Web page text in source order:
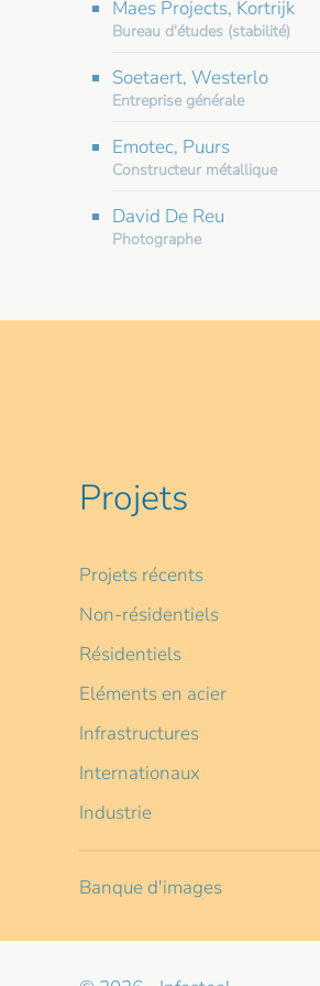
Maes Projects, Kortrijk
Bureau d'études (stabilité)
Soetaert, Westerlo
Entreprise générale
Emotec, Puurs
Constructeur métallique
David De Reu
Photographe
Projets
Projets récents
Non-résidentiels
Résidentiels
Eléments en acier
Infrastructures
Internationaux
Industrie
Banque d'images